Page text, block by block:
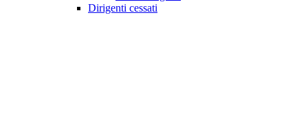
Dirigenti cessati